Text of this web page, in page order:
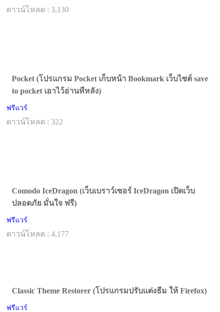
ดาวน์โหลด : 3,130
Pocket (โปรแกรม Pocket เก็บหน้า Bookmark เว็บไซต์ save
to pocket เอาไว้อ่านทีหลัง)
ฟรีแวร์
ดาวน์โหลด : 322
Comodo IceDragon (เว็บเบราว์เซอร์ IceDragon เปิดเว็บ
ปลอดภัย มั่นใจ ฟรี)
ฟรีแวร์
ดาวน์โหลด : 4,177
Classic Theme Restorer (โปรแกรมปรับแต่งธีม ให้ Firefox)
ฟรีแวร์